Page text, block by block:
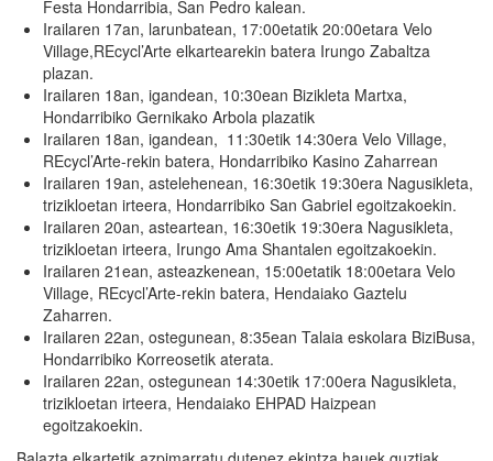
Festa Hondarribia, San Pedro kalean.
Irailaren 17an, larunbatean, 17:00etatik 20:00etara Velo
Village,REcycl’Arte elkartearekin batera Irungo Zabaltza
plazan.
Irailaren 18an, igandean, 10:30ean Bizikleta Martxa,
Hondarribiko Gernikako Arbola plazatik
Irailaren 18an, igandean, 11:30etik 14:30era Velo Village,
REcycl’Arte-rekin batera, Hondarribiko Kasino Zaharrean
Irailaren 19an, astelehenean, 16:30etik 19:30era Nagusikleta,
trizikloetan irteera, Hondarribiko San Gabriel egoitzakoekin.
Irailaren 20an, asteartean, 16:30etik 19:30era Nagusikleta,
trizikloetan irteera, Irungo Ama Shantalen egoitzakoekin.
Irailaren 21ean, asteazkenean, 15:00etatik 18:00etara Velo
Village, REcycl’Arte-rekin batera, Hendaiako Gaztelu
Zaharren.
Irailaren 22an, ostegunean, 8:35ean Talaia eskolara BiziBusa,
Hondarribiko Korreosetik aterata.
Irailaren 22an, ostegunean 14:30etik 17:00era Nagusikleta,
trizikloetan irteera, Hendaiako EHPAD Haizpean
egoitzakoekin.